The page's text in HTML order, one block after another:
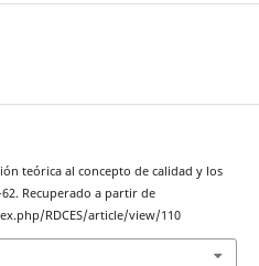
teórica al concepto de calidad y los
Recuperado a partir de
RDCES/article/view/110